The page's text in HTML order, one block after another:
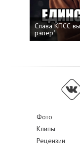
Слава КПСС
рэпер"
Фото
Клипы
Рецензии